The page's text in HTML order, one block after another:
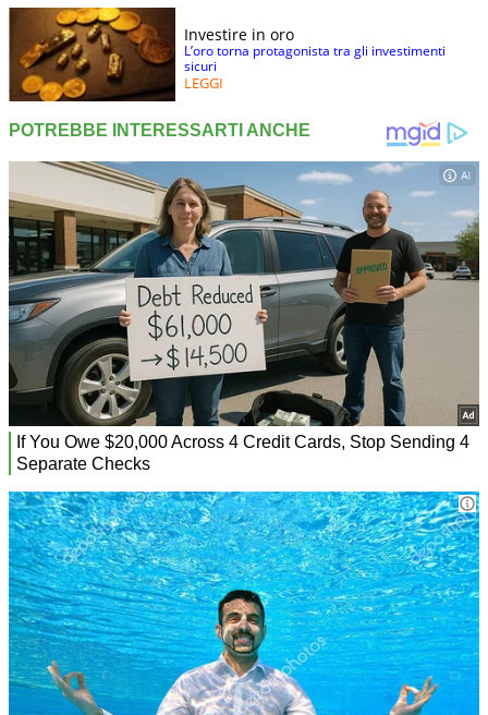
Investire in oro
L’oro torna protagonista tra gli investimenti
sicuri
LEGGI